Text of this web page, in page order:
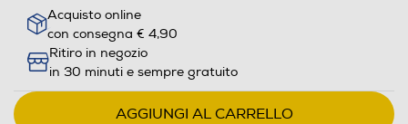
Acquisto online
con consegna € 4,90
Ritiro in negozio
in 30 minuti e sempre gratuito
AGGIUNGI AL CARRELLO